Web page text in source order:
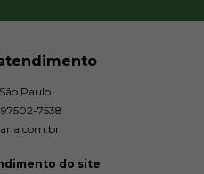
Paulo
97502-7538
do site